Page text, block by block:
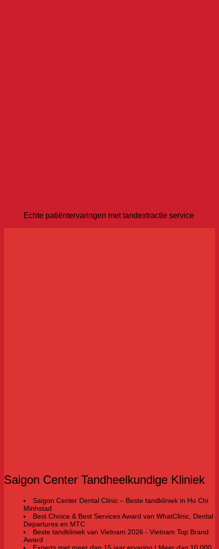
Echte patiëntervaringen met tandextractie service
Saigon Center Tandheelkundige Kliniek
Saigon Center Dental Clinic – Beste tandkliniek in Ho Chi
Minhstad
Best Choice & Best Services Award van WhatClinic, Dental
Departures en MTC
Beste tandkliniek van Vietnam 2026 - Vietnam Top Brand
Award
Experts met meer dan 15 jaar ervaring | Meer dan 10.000